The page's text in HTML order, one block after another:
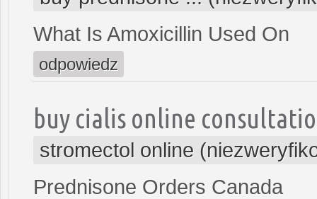
What Is Amoxicillin Used On
odpowiedz
buy cialis online
stromectol online
Prednisone Orders Canada